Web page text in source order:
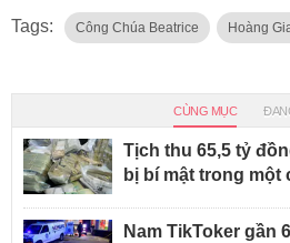
Tags: Công Chúa Beatrice Hoàng
CÙNG MỤC
Tịch thu 65,5 tỷ
bị bí mật trong một
Nam TikToker gần